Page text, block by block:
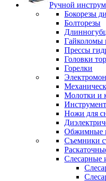
Ручной
Бокорезы
Болторезы
Гайколомы
Прессы
Головки
Горелки
Молотки и
Ножи для
Обжимные
Съемники
Слесарные